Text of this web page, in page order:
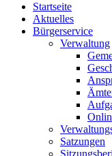
Startseite
Aktuelles
Bürgerservice
Verwaltung
Satzungen